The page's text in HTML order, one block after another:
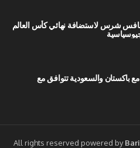
نهائي كأس العالم
تتوافق مع